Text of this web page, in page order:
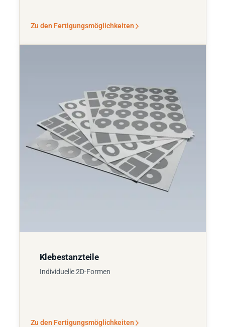
Zu den Fertigungsmöglichkeiten
Klebestanzteile
Individuelle 2D-Formen
Zu den Fertigungsmöglichkeiten